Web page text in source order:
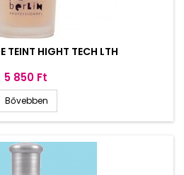
TEINT HIGHT TECH LTH
Ár
5 850 Ft
Bővebben